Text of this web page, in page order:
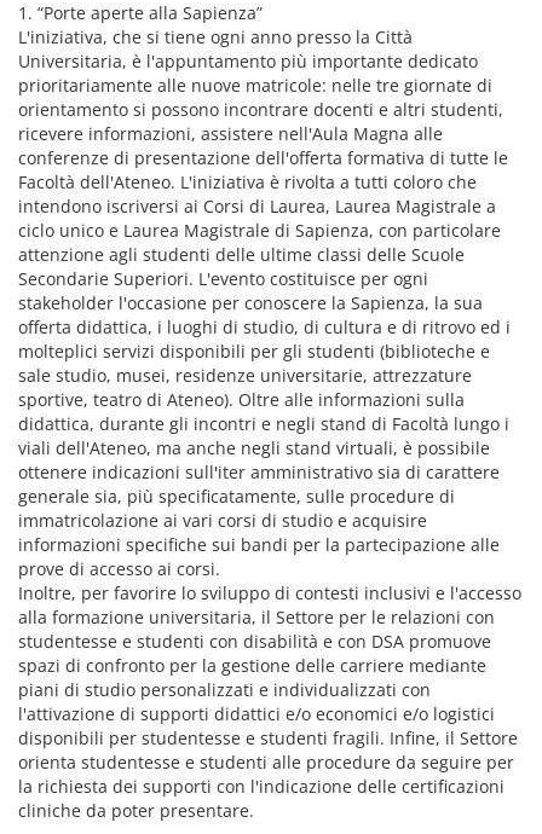
1. “Porte aperte alla Sapienza”
L'iniziativa, che si tiene ogni anno presso la Città
Universitaria, è l'appuntamento più importante dedicato
prioritariamente alle nuove matricole: nelle tre giornate di
orientamento si possono incontrare docenti e altri studenti,
ricevere informazioni, assistere nell'Aula Magna alle
conferenze di presentazione dell'offerta formativa di tutte le
Facoltà dell'Ateneo. L'iniziativa è rivolta a tutti coloro che
intendono iscriversi ai Corsi di Laurea, Laurea Magistrale a
ciclo unico e Laurea Magistrale di Sapienza, con particolare
attenzione agli studenti delle ultime classi delle Scuole
Secondarie Superiori. L'evento costituisce per ogni
stakeholder l'occasione per conoscere la Sapienza, la sua
offerta didattica, i luoghi di studio, di cultura e di ritrovo ed i
molteplici servizi disponibili per gli studenti (biblioteche e
sale studio, musei, residenze universitarie, attrezzature
sportive, teatro di Ateneo). Oltre alle informazioni sulla
didattica, durante gli incontri e negli stand di Facoltà lungo i
viali dell'Ateneo, ma anche negli stand virtuali, è possibile
ottenere indicazioni sull'iter amministrativo sia di carattere
generale sia, più specificatamente, sulle procedure di
immatricolazione ai vari corsi di studio e acquisire
informazioni specifiche sui bandi per la partecipazione alle
prove di accesso ai corsi.
Inoltre, per favorire lo sviluppo di contesti inclusivi e l'accesso
alla formazione universitaria, il Settore per le relazioni con
studentesse e studenti con disabilità e con DSA promuove
spazi di confronto per la gestione delle carriere mediante
piani di studio personalizzati e individualizzati con
l'attivazione di supporti didattici e/o economici e/o logistici
disponibili per studentesse e studenti fragili. Infine, il Settore
orienta studentesse e studenti alle procedure da seguire per
la richiesta dei supporti con l'indicazione delle certificazioni
cliniche da poter presentare.